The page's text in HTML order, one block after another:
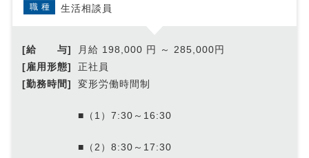
職種 生活相談員
[給 与]
月給 198,000 円 ～ 285,000円
[雇用形態]
正社員
[勤務時間]
変形労働時間制
■（1）7:30～16:30
■（2）8:30～17:30